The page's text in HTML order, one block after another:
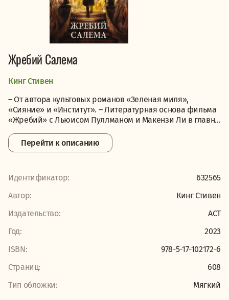
Жребий Салема
Кинг Стивен
– От автора культовых романов «Зеленая миля»,
«Сияние» и «Институт». – Литературная основа фильма
«Жребий» с Льюисом Пуллманом и Макензи Ли в главн...
Перейти к описанию
Идентификатор:
632565
Автор:
Кинг Стивен
Издательство:
АСТ
Год:
2023
ISBN:
978-5-17-102172-6
Страниц:
608
Тип обложки:
Мягкий